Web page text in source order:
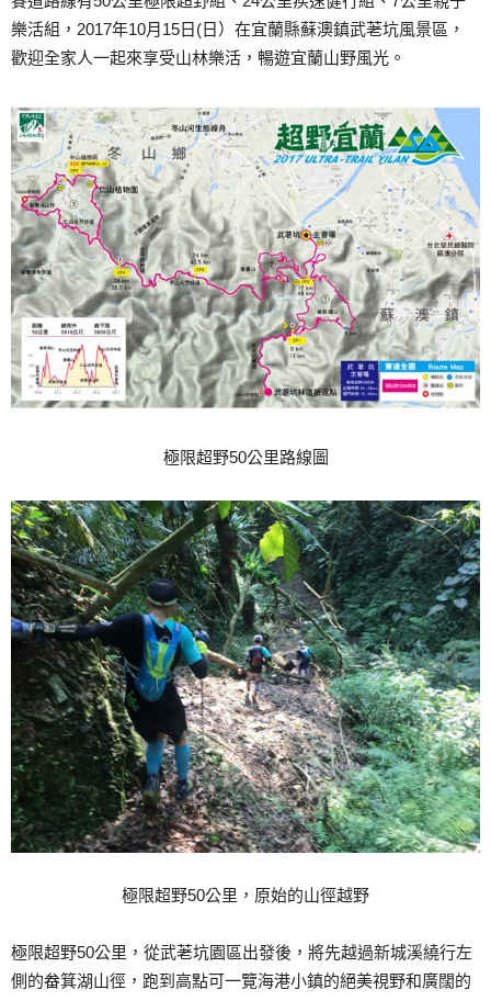
樂活組，2017年10月15日(日）在宜蘭縣蘇澳鎮武荖坑風景區，
歡迎全家人一起來享受山林樂活，暢遊宜蘭山野風光。
極限超野50公里路線圖
極限超野50公里，原始的山徑越野
極限超野50公里，從武荖坑園區出發後，將先越過新城溪繞行左
側的畚箕湖山徑，跑到高點可一覽海港小鎮的絕美視野和廣闊的